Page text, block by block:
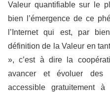
Valeur quantifiable sur le
bien l’émergence de ce
l’Internet qui est, par
définition de la Valeur en
», c’est à dire la
avancer et évoluer des
accessible gratuitement